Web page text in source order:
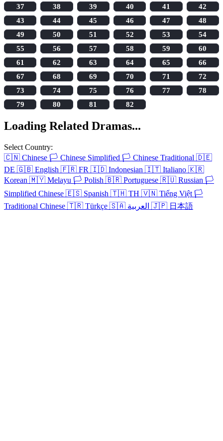
37
38 39 40 41
42
43
44 45 46 47
48
49
50 51 52 53
54
55
56 57 58 59
60
61
62 63 64 65
66
67
68 69 70 71
72
73
74 75 76 77
78
79
80 81 82
Loading Related Dramas...
Select Country:
🇨🇳 Chinese 🏳️ Chinese Simplified 🏳️ Chinese Traditional 🇩🇪
DE 🇬🇧 English 🇫🇷 FR 🇮🇩 Indonesian 🇮🇹 Italiano 🇰🇷
Korean 🇲🇾 Melayu 🏳️ Polish 🇧🇷 Portuguese 🇷🇺 Russian 🏳️
Simplified Chinese 🇪🇸 Spanish 🇹🇭 TH 🇻🇳 Tiếng Việt 🏳️
Traditional Chinese 🇹🇷 Türkçe 🇸🇦 🇯🇵 日本語